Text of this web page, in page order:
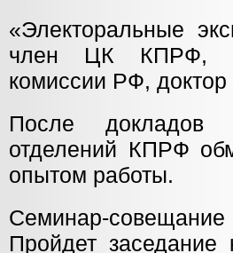
«Электоральные
член ЦК КПРФ,
комиссии РФ,
После докладов
отделений КПРФ
опытом работы.
Семинар-
Пройдет